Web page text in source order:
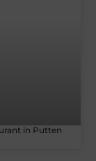
in Putten